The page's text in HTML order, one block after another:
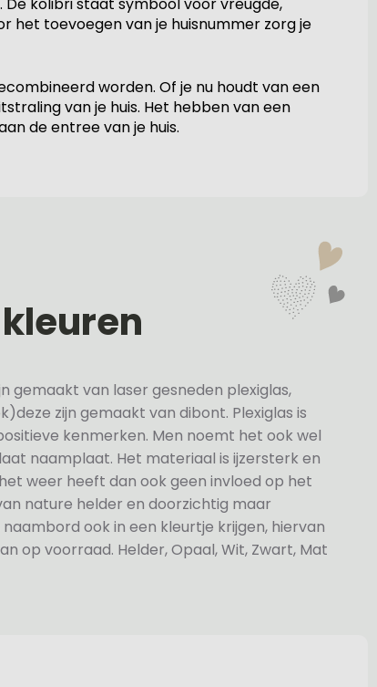
het toevoegen van je huisnummer zorg je
worden. Of je nu houdt van een
van je huis. Het hebben van een
de entree van je huis.
gemaakt van laser gesneden plexiglas,
zijn gemaakt van dibont. Plexiglas is
kenmerken. Men noemt het ook wel
naamplaat. Het materiaal is ijzersterk en
weer heeft dan ook geen invloed op het
nature helder en doorzichtig maar
ook in een kleurtje krijgen, hiervan
op voorraad. Helder, Opaal, Wit, Zwart, Mat